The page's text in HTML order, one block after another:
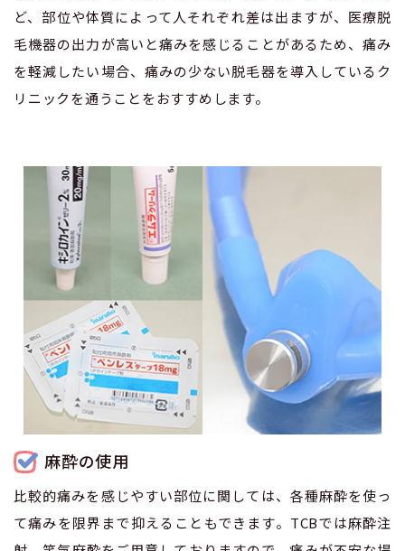
ど、部位や体質によって人それぞれ差は出ますが、医療脱
毛機器の出力が高いと痛みを感じることがあるため、痛み
を軽減したい場合、痛みの少ない脱毛器を導入しているク
リニックを通うことをおすすめします。
麻酔の使用
比較的痛みを感じやすい部位に関しては、各種麻酔を使っ
て痛みを限界まで抑えることもできます。TCBでは麻酔注